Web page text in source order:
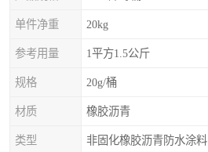
单件净重 20kg
参考用量 1平方1.5公斤
规格 20g/桶
材质 橡胶沥青
类型 非固化橡胶沥青防水涂料